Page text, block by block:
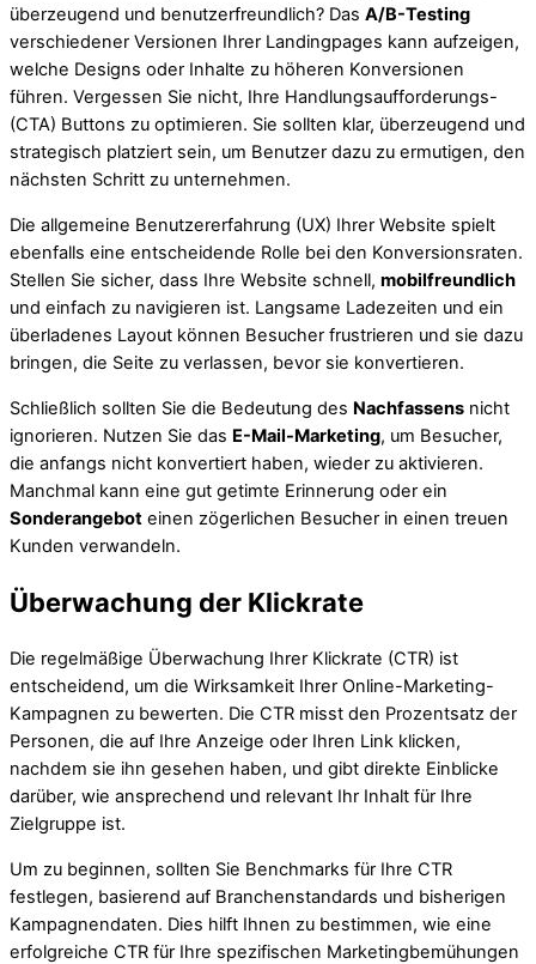
überzeugend und benutzerfreundlich? Das A/B-Testing
verschiedener Versionen Ihrer Landingpages kann aufzeigen,
welche Designs oder Inhalte zu höheren Konversionen
führen. Vergessen Sie nicht, Ihre Handlungsaufforderungs-
(CTA) Buttons zu optimieren. Sie sollten klar, überzeugend und
strategisch platziert sein, um Benutzer dazu zu ermutigen, den
nächsten Schritt zu unternehmen.
Die allgemeine Benutzererfahrung (UX) Ihrer Website spielt
ebenfalls eine entscheidende Rolle bei den Konversionsraten.
Stellen Sie sicher, dass Ihre Website schnell, mobilfreundlich
und einfach zu navigieren ist. Langsame Ladezeiten und ein
überladenes Layout können Besucher frustrieren und sie dazu
bringen, die Seite zu verlassen, bevor sie konvertieren.
Schließlich sollten Sie die Bedeutung des Nachfassens nicht
ignorieren. Nutzen Sie das E-Mail-Marketing, um Besucher,
die anfangs nicht konvertiert haben, wieder zu aktivieren.
Manchmal kann eine gut getimte Erinnerung oder ein
Sonderangebot einen zögerlichen Besucher in einen treuen
Kunden verwandeln.
Überwachung der Klickrate
Die regelmäßige Überwachung Ihrer Klickrate (CTR) ist
entscheidend, um die Wirksamkeit Ihrer Online-Marketing-
Kampagnen zu bewerten. Die CTR misst den Prozentsatz der
Personen, die auf Ihre Anzeige oder Ihren Link klicken,
nachdem sie ihn gesehen haben, und gibt direkte Einblicke
darüber, wie ansprechend und relevant Ihr Inhalt für Ihre
Zielgruppe ist.
Um zu beginnen, sollten Sie Benchmarks für Ihre CTR
festlegen, basierend auf Branchenstandards und bisherigen
Kampagnendaten. Dies hilft Ihnen zu bestimmen, wie eine
erfolgreiche CTR für Ihre spezifischen Marketingbemühungen